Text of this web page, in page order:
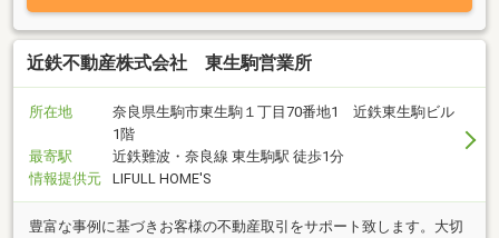
近鉄不動産株式会社 東生駒営業所
所在地
奈良県生駒市東生駒１丁目70番地1 近鉄東生駒ビル
1階
最寄駅
近鉄難波・奈良線 東生駒駅 徒歩1分
情報提供元
LIFULL HOME'S
豊富な事例に基づきお客様の不動産取引をサポート致します。大切